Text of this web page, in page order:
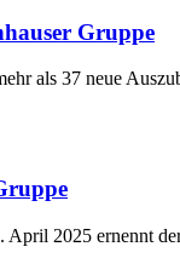
Gruppe
als 37 neue
2025 ernennt